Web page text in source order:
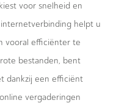
voor snelheid en
helpt u
vooral efficiënter te
bestanden, bent
dankzij een efficiënt
vergaderingen